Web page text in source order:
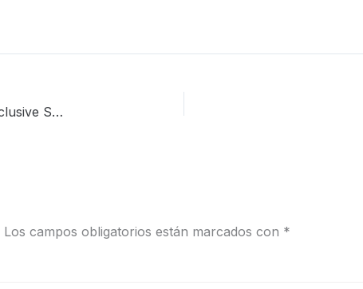
Fotografía de Moda e Interiorismo para «Editions» Exclusive Sneakers
Los campos obligatorios están marcados con *